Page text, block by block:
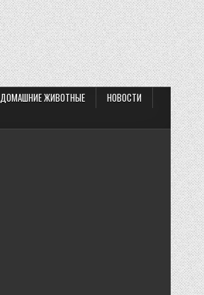
ДОМАШНИЕ ЖИВОТНЫЕ
НОВОСТИ